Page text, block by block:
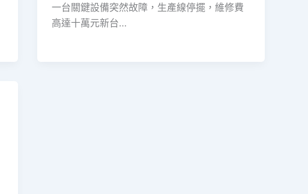
一台關鍵設備突然故障，生產線停擺，維修費
高達十萬元新台…